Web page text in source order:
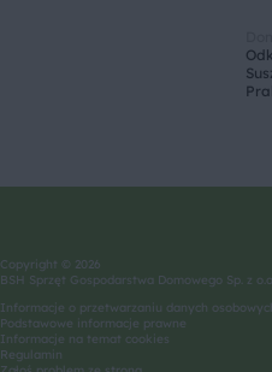
Copyright © 2026
BSH Sprzęt Gospodarstwa Domowego Sp. z
Informacje o przetwarzaniu danych
Podstawowe informacje prawne
Informacje na temat cookies
Regulamin